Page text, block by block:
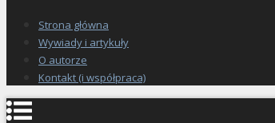
Strona główna
Wywiady i artykuły
O autorze
Kontakt (i współpraca)